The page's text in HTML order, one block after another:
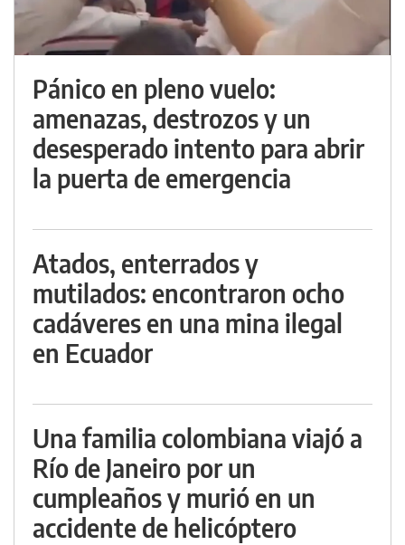
Pánico en pleno vuelo:
amenazas, destrozos y un
desesperado intento para abrir
la puerta de emergencia
Atados, enterrados y
mutilados: encontraron ocho
cadáveres en una mina ilegal
en Ecuador
Una familia colombiana viajó a
Río de Janeiro por un
cumpleaños y murió en un
accidente de helicóptero